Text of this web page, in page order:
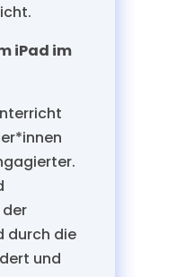
iPad im
durch die
und